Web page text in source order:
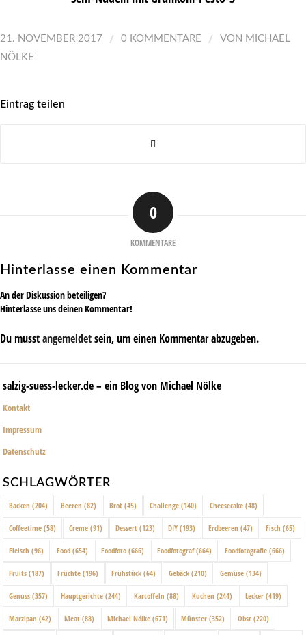
21. NOVEMBER 2017 / 0 KOMMENTARE / VON MICHAEL
NÖLKE
Eintrag teilen
0
KOMMENTARE
Hinterlasse einen Kommentar
An der Diskussion beteiligen?
Hinterlasse uns deinen Kommentar!
Du musstangemeldetsein, um einen Kommentar abzugeben.
salzig-suess-lecker.de – ein Blog von Michael Nölke
Kontakt
Impressum
Datenschutz
SCHLAGWÖRTER
Backen (204) Beeren (82) Brot (45) Challenge (140) Cheesecake (48)
Coffeetime (58) Creme (91) Dessert (123) DIY (193) Erdbeeren (47) Fisch (65)
Fleisch (96) Food (654) Foodfoto (666) Foodfotograf(664) Foodfotografie (666)
Fruits (187) Früchte (196) Frühstück (64) Gebäck (210) Gemüse (134)
Genuss (357) Hauptgerichte (244) Kartoffeln (88) Kuchen (244) Lecker (419)
Marzipan (42) Meat (88) Michael Nölke (671) Münster (352) Obst (220)